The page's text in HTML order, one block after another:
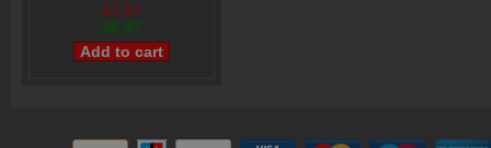
$7,97
$6,97